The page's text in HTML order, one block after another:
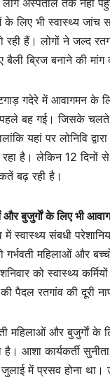
के लिए भी स्वास्थ्य जांच
रही हैं। लोगों ने जल्द
ब्रिज बनाने की मांग
गदेरे में आवागमन के
पहले बह गई। जिसके चलते
यहां पर लोनिवि
रहा है। लेकिन 12 दिनों
बढ़ रही है।
और बुजुर्गाें के लिए भी
स्वास्थ्य संबधी
गर्भवती महिलाओं और
को स्वास्थ्य
पैदल रतगांव की दूरी
महिलाओं और बुजुर्गाें के
है। आशा कार्यकर्ती
में प्रसव होना